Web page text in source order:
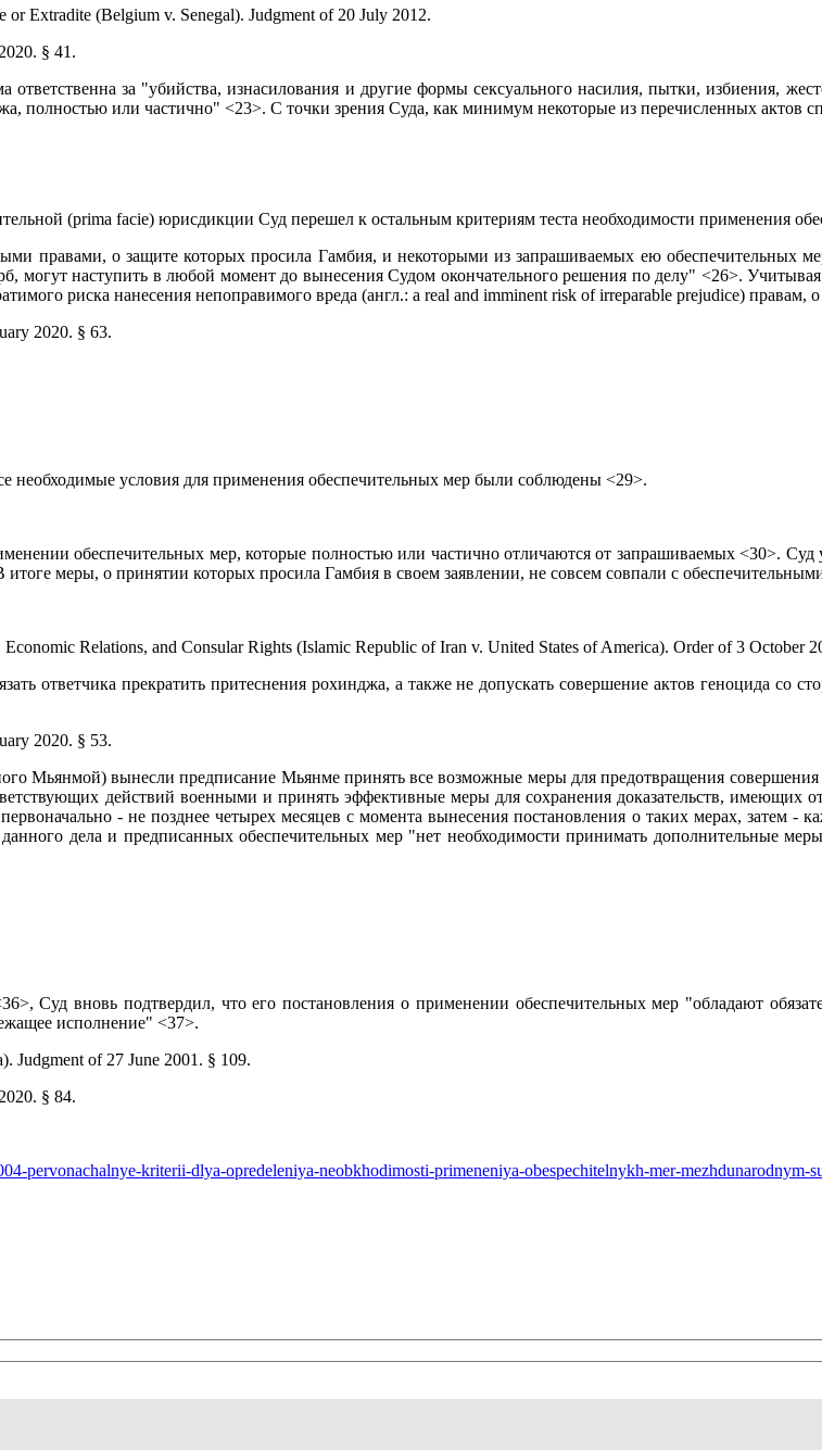
Extradite (Belgium v. Senegal). Judgment of 20 July 2012.
§ 41.
за "убийства, изнасилования и другие формы сексуального насилия, пытки, избиения,
полностью или частично" <23>. С точки зрения Суда, как минимум некоторые из перечисленных актов
(prima facie) юрисдикции Суд перешел к остальным критериям теста необходимости применения
правами, о защите которых просила Гамбия, и некоторыми из запрашиваемых ею обеспечительных
могут наступить в любой момент до вынесения Судом окончательного решения по делу" <26>.
риска нанесения непоправимого вреда (англ.: a real and imminent risk of irreparable prejudice) правам,
2020. § 63.
необходимые условия для применения обеспечительных мер были соблюдены <29>.
обеспечительных мер, которые полностью или частично отличаются от запрашиваемых <30>.
меры, о принятии которых просила Гамбия в своем заявлении, не совсем совпали с
Relations, and Consular Rights (Islamic Republic of Iran v. United States of America). Order of 3 October
ответчика прекратить притеснения рохинджа, а также не допускать совершение актов геноцида
2020. § 53.
Мьянмой) вынесли предписание Мьянме принять все возможные меры для предотвращения
действий военными и принять эффективные меры для сохранения доказательств,
- не позднее четырех месяцев с момента вынесения постановления о таких мерах, затем -
дела и предписанных обеспечительных мер "нет необходимости принимать дополнительные
Суд вновь подтвердил, что его постановления о применении обеспечительных мер "обладают
исполнение" <37>.
Judgment of 27 June 2001. § 109.
§ 84.
pervonachalnye-kriterii-dlya-opredeleniya-neobkhodimosti-primeneniya-obespechitelnykh-mer-mezhdunarodnym-